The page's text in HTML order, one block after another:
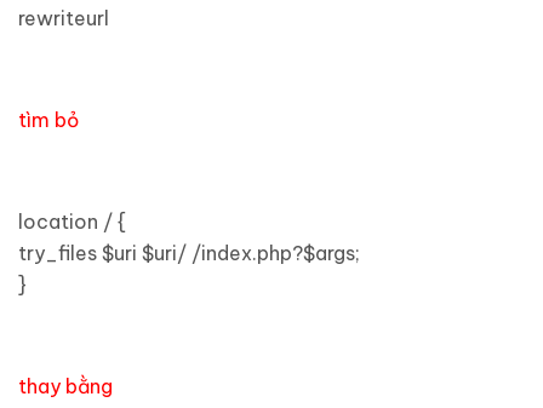
rewriteurl
tìm bỏ
location / {
try_files $uri $uri/ /index.php?$args;
}
thay bằng